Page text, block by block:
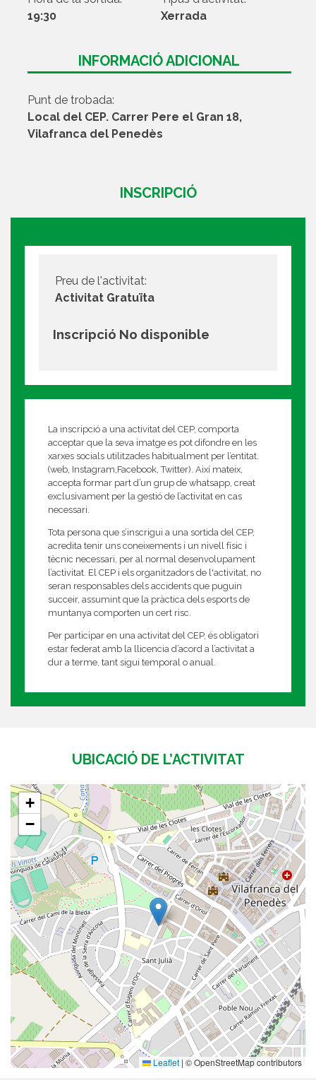
19:30
Xerrada
INFORMACIÓ ADICIONAL
Punt de trobada:
Local del CEP. Carrer Pere el Gran 18,
Vilafranca del Penedès
INSCRIPCIÓ
Preu de l'activitat:
Activitat Gratuïta
Inscripció No disponible
La inscripció a una activitat del CEP, comporta
acceptar que la seva imatge es pot difondre en les
xarxes socials utilitzades habitualment per l’entitat.
(web, Instagram,Facebook, Twitter). Així mateix,
accepta formar part d’un grup de whatsapp, creat
exclusivament per la gestió de l’activitat en cas
necessari.
Tota persona que s’inscrigui a una sortida del CEP,
acredita tenir uns coneixements i un nivell físic i
tècnic necessari, per al normal desenvolupament
l’activitat. El CEP i els organitzadors de l'activitat, no
seran responsables dels accidents que puguin
succeir, assumint que la pràctica dels esports de
muntanya comporten un cert risc.
Per participar en una activitat del CEP, és obligatori
estar federat amb la llicencia d’acord a l’activitat a
dur a terme, tant sigui temporal o anual.
UBICACIÓ DE L’ACTIVITAT
+
−
Leaflet | © OpenStreetMap contributors